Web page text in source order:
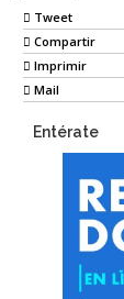
Tweet
Compartir
Imprimir
Mail
Entérate